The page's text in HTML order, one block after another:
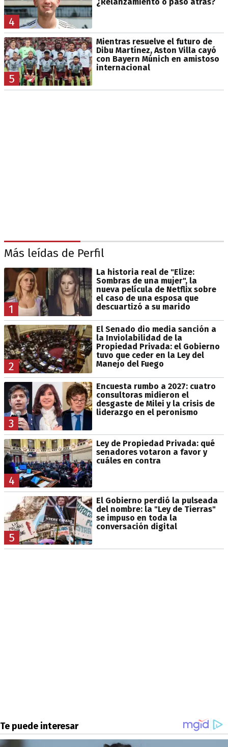
4
5
Mientras resuelve el futuro de
Dibu Martínez, Aston Villa cayó
con Bayern Múnich en amistoso
internacional
Más leídas de Perfil
1
La historia real de "Elize:
Sombras de una mujer", la
nueva película de Netflix sobre
el caso de una esposa que
descuartizó a su marido
2
El Senado dio media sanción a
la Inviolabilidad de la
Propiedad Privada: el Gobierno
tuvo que ceder en la Ley del
Manejo del Fuego
3
Encuesta rumbo a 2027: cuatro
consultoras midieron el
desgaste de Milei y la crisis de
liderazgo en el peronismo
4
Ley de Propiedad Privada: qué
senadores votaron a favor y
cuáles en contra
5
El Gobierno perdió la pulseada
del nombre: la "Ley de Tierras"
se impuso en toda la
conversación digital